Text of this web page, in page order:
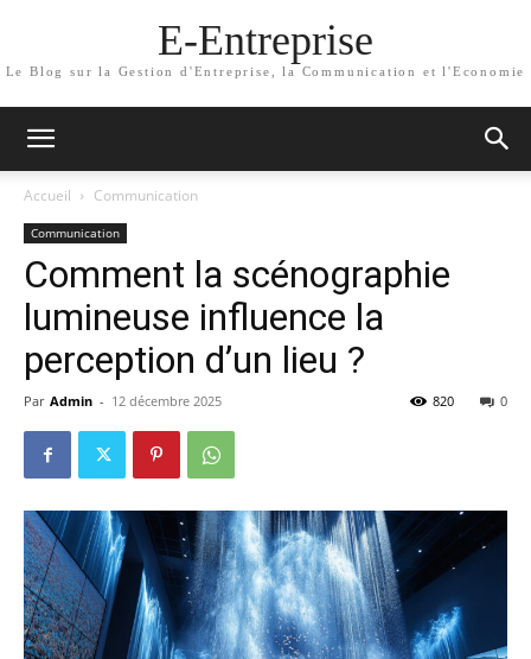
E-Entreprise
Le Blog sur la Gestion d'Entreprise, la Communication et l'Economie
Accueil Communication
Communication
Comment la scénographie
lumineuse influence la
perception d’un lieu ?
Par Admin - 12 décembre 2025 0
820